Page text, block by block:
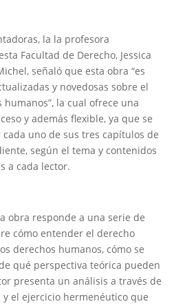
la la profesora
Facultad de Derecho, Jessica
señaló que esta obra “es
y novedosas sobre el
la cual ofrece una
y además flexible, ya que se
uno de sus tres capítulos de
según el tema y contenidos
a cada lector.
obra responde a una serie de
cómo entender el derecho
derechos humanos, cómo se
qué perspectiva teórica pueden
presenta un análisis a través de
el ejercicio hermenéutico que